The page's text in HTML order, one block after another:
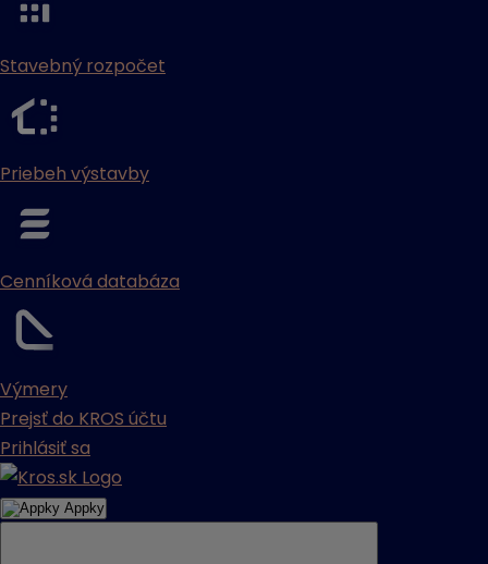
Stavebný rozpočet
Priebeh výstavby
Cenníková databáza
Výmery
Prejsť do KROS účtu
Prihlásiť sa
Appky